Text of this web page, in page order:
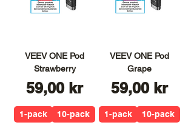
VEEV ONE Pod
Strawberry
Pris
59,00 kr
1-pack 10-pack
VEEV ONE Pod
Grape
Pris
59,00 kr
1-pack 10-pack